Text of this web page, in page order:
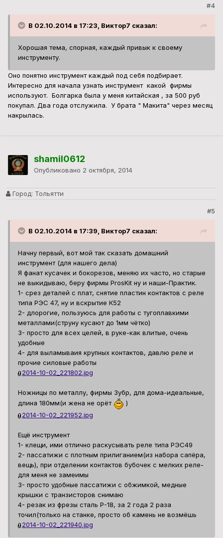
#4
В 02.10.2014 в 17:23, Виктор7 сказал:
Хорошая тема, спорная, каждый привык к своему
инструменту.
Оно понятно инструмент каждый под себя подбирает.
Интересно для начала узнать инструмент какой фирмы
используют. Болгарка была у меня китайская , за 500 руб
покупал. Два года отслужила. У брата " Макита" через месяц
накрылась.
shamil0612
Опубликовано 2 октября, 2014
Город: Тольятти
#5
В 02.10.2014 в 17:39, Виктор7 сказал:
Начну первый, вот мой так сказать домашний
инструмент (для нашего дела)
Я фанат кусачек и бокорезов, меняю их часто, но старые
не выкидываю, беру фирмы ProsKit ну и наши-Практик.
1- срез деталей с плат, снятие пластин контактов с реле
типа РЭС 47, ну и вскрытие К52
2- длорогие, пользуюсь для работы с тугоплавкими
металлами(струну кусают до 1мм чётко)
3- просто для всех целей, в руке-как влитые, очень
удобные
4- для выламываия крупных контактов, давлю реле и
прочие силовые работы
2014-10-02_221802.jpg
Ножницы по металлу, фирмы Зубр, для дома-идеальные,
длина 180мм(и жена не орёт
)
2014-10-02_221952.jpg
Ещё инструмент
1- клещи, ими отлично раскусывать реле типа РЭС49
2- пассатижи с плотным прилиганием(из набора сапёра,
вещь), при отделении контактов бубочек с мелких реле-
для меня не замеимы
3- просто удобные пассатижи с обжимкой, медные
крышки с транзисторов снимаю
4- резак из фрезы сталь Р-18, за 2 года 2 раза
точил(только на станке, просто об камень не возмёшь
2014-10-02_221940.jpg